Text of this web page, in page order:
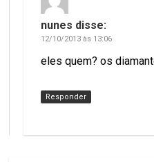
nunes disse:
12/10/2013 às 13:06
eles quem? os
Responder